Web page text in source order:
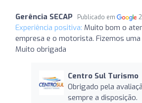
Gerência SECAP Publicado em
Experiência positiva: Muito bom o
empresa e o motorista. Fizemos
Muito obrigada
Centro Sul Turismo
Obrigado pela
sempre a disposição.